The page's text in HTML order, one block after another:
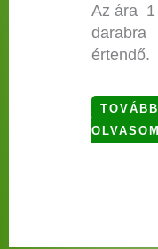
Az ára 1
darabra
értendő.
TOVÁBB
OLVASOM